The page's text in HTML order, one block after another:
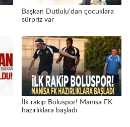
Başkan Dutlulu'dan çocuklara
sürpriz var
İlk rakip Boluspor! Manisa FK
hazırlıklara başladı